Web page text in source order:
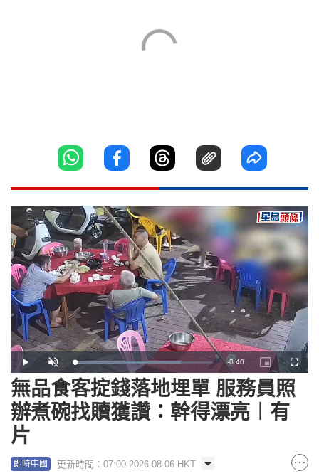
Play Unmute Loaded:
76.88%
Remaining
Time
-0:40
Picture-
in-
Picture
無品食客掟錢落地埋單 服務員照
辦煮碗找贖獲讚：幹得漂亮︱有
片
即時中國 更新時間：07:00 2026-08-06 HKT